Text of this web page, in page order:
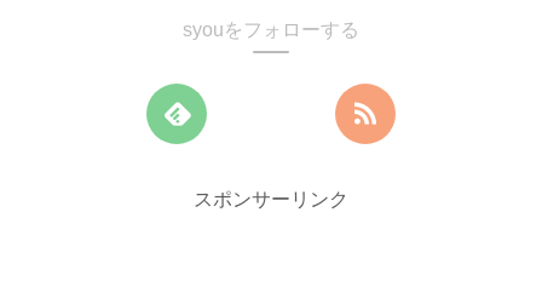
syouをフォローする
スポンサーリンク